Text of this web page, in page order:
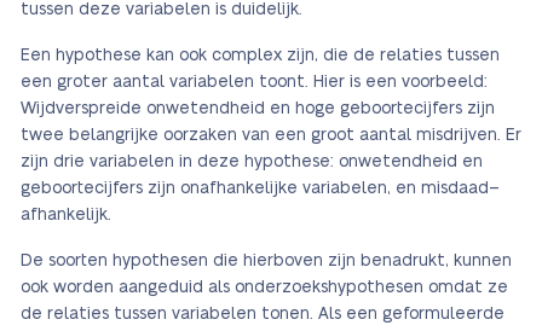
tussen deze variabelen is duidelijk.
Een hypothese kan ook complex zijn, die de relaties tussen
een groter aantal variabelen toont. Hier is een voorbeeld:
Wijdverspreide onwetendheid en hoge geboortecijfers zijn
twee belangrijke oorzaken van een groot aantal misdrijven. Er
zijn drie variabelen in deze hypothese: onwetendheid en
geboortecijfers zijn onafhankelijke variabelen, en misdaad–
afhankelijk.
De soorten hypothesen die hierboven zijn benadrukt, kunnen
ook worden aangeduid als onderzoekshypothesen omdat ze
de relaties tussen variabelen tonen. Als een geformuleerde